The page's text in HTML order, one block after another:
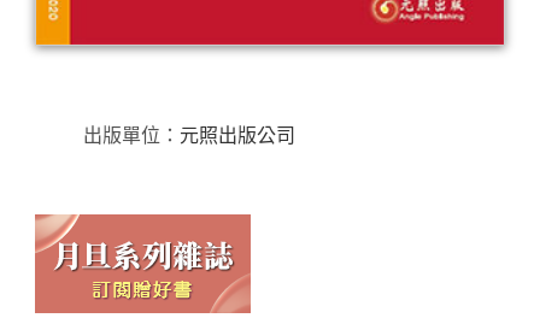
出版單位： 元照出版公司